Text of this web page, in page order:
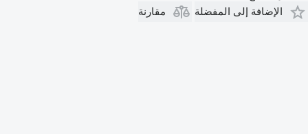
الإضافة إلى المفضلة
مقارنة